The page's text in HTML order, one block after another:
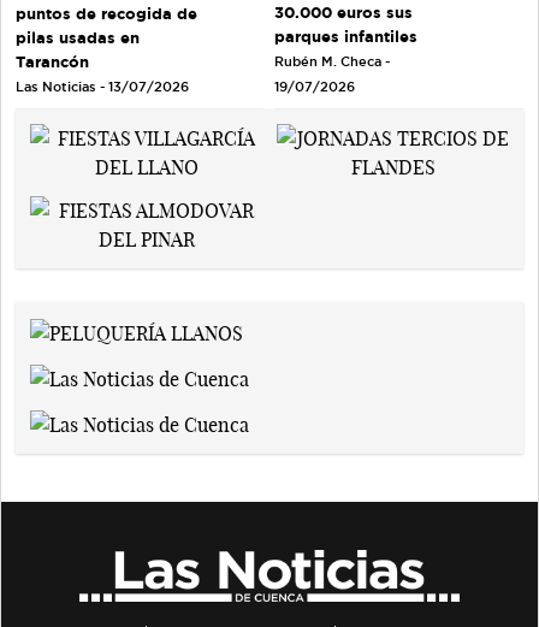
puntos de recogida de
pilas usadas en
Tarancón
Las Noticias - 13/07/2026
30.000 euros sus
parques infantiles
Rubén M. Checa -
19/07/2026